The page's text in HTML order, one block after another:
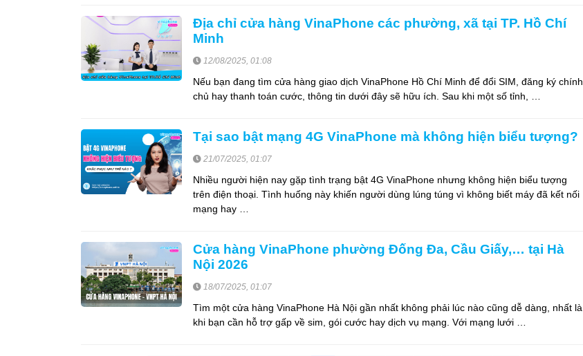
Địa chỉ cửa hàng VinaPhone các phường, xã tại TP. Hồ Chí
Minh
12/08/2025, 01:08
Nếu bạn đang tìm cửa hàng giao dịch VinaPhone Hồ Chí Minh để đổi SIM, đăng ký chính
chủ hay thanh toán cước, thông tin dưới đây sẽ hữu ích. Sau khi một số tỉnh, …
Tại sao bật mạng 4G VinaPhone mà không hiện biểu tượng?
21/07/2025, 01:07
Nhiều người hiện nay gặp tình trạng bật 4G VinaPhone nhưng không hiện biểu tượng
trên điện thoại. Tình huống này khiến người dùng lúng túng vì không biết máy đã kết nối
mạng hay …
Cửa hàng VinaPhone phường Đống Đa, Cầu Giấy,… tại Hà
Nội 2026
18/07/2025, 01:07
Tìm một cửa hàng VinaPhone Hà Nội gần nhất không phải lúc nào cũng dễ dàng, nhất là
khi bạn cần hỗ trợ gấp về sim, gói cước hay dịch vụ mạng. Với mạng lưới …